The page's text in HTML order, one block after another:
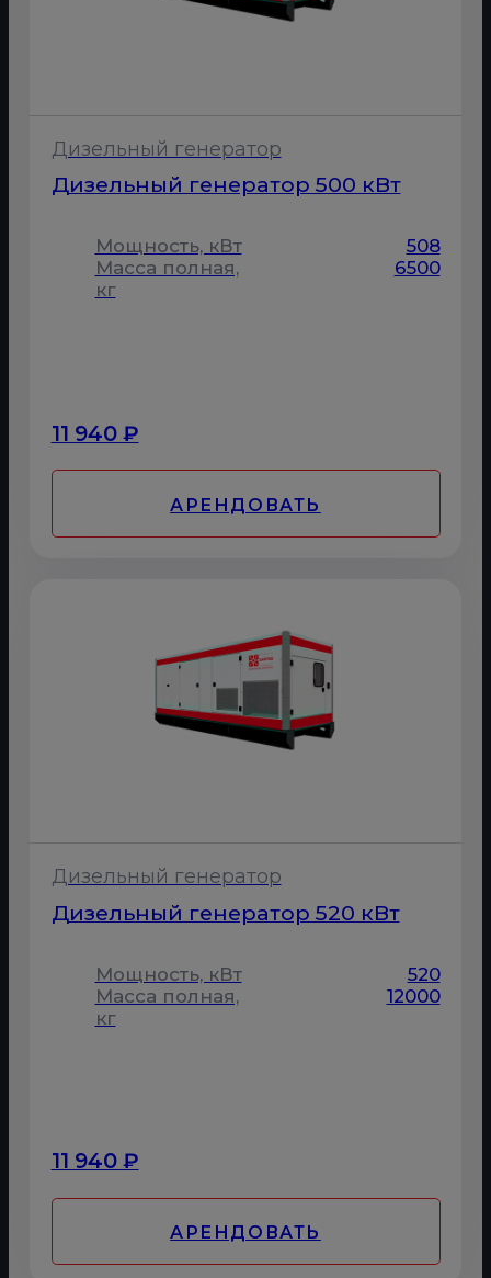
Дизельный генератор
Дизельный генератор 500 кВт
Мощность, кВт
508
Масса полная,
кг
6500
11 940 ₽
АРЕНДОВАТЬ
Дизельный генератор
Дизельный генератор 520 кВт
Мощность, кВт
520
Масса полная,
кг
12000
11 940 ₽
АРЕНДОВАТЬ